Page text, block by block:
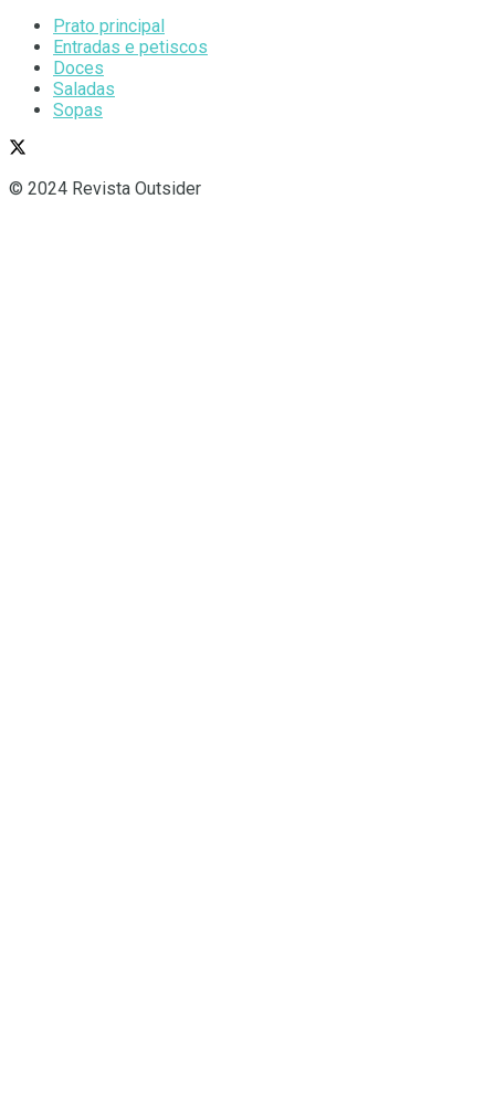
Prato principal
Entradas e petiscos
Doces
Saladas
Sopas
© 2024 Revista Outsider